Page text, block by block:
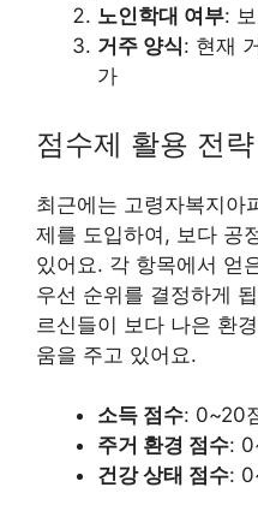
노인학대 여부:
거주 양식: 현재
가
점수제 활용 전략
최근에는 고령자복지아
제를 도입하여, 보다 공
있어요. 각 항목에서 얻
우선 순위를 결정하게
르신들이 보다 나은 환
움을 주고 있어요.
소득 점수: 0~20
주거 환경 점수:
건강 상태 점수: